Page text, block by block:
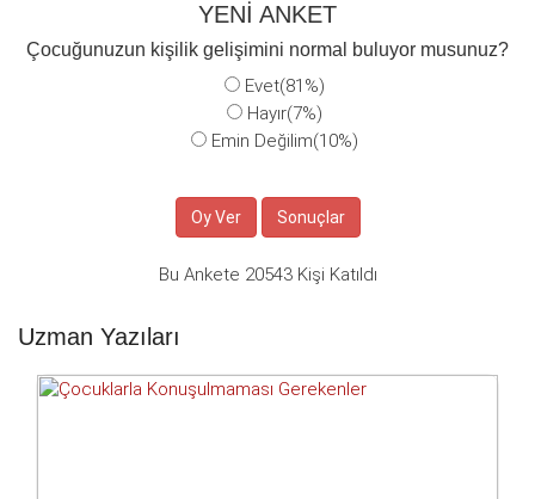
YENİ ANKET
Çocuğunuzun kişilik gelişimini normal buluyor musunuz?
Evet(81%)
Hayır(7%)
Emin Değilim(10%)
Bu Ankete 20543 Kişi Katıldı
Uzman Yazıları